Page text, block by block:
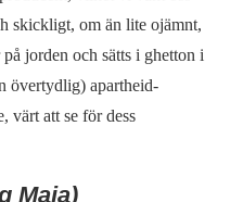
skickligt, om än lite ojämnt,
jorden och sätts i ghetton i
övertydlig) apartheid-
värt att se för dess
Maja)